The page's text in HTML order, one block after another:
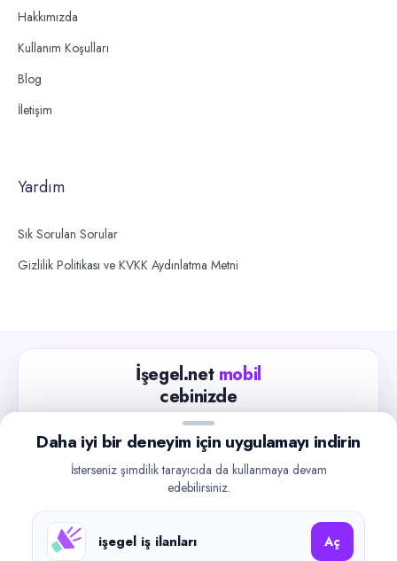
Hakkımızda
Kullanım Koşulları
Blog
İletişim
Yardım
Sık Sorulan Sorular
Gizlilik Politikası ve KVKK Aydınlatma Metni
İşegel.net mobil
cebinizde
Güncel iş ilanlarını takip edin, işverenlerle hızlıca
iletişime geçin.
Google Play
Daha iyi bir deneyim için uygulamayı indirin
İsterseniz şimdilik tarayıcıda da kullanmaya devam
edebilirsiniz.
işegel iş ilanları Aç